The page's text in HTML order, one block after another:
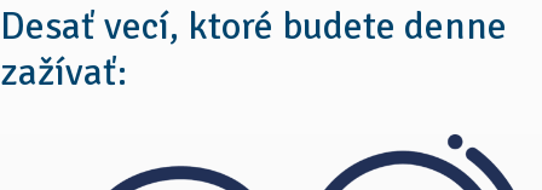
Desať vecí, ktoré budete denne
zažívať: